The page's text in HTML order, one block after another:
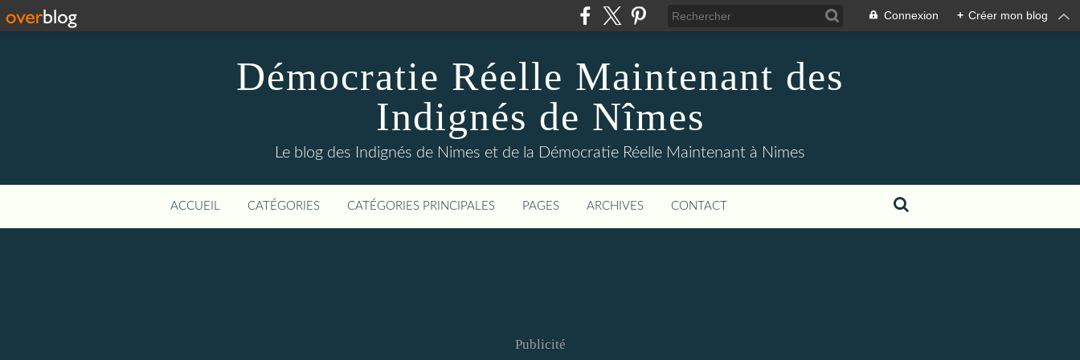
Connexion + Créer mon blog
Démocratie Réelle Maintenant des
Indignés de Nîmes
Le blog des Indignés de Nimes et de la Démocratie Réelle Maintenant à Nimes
ACCUEIL CATÉGORIES CATÉGORIES PRINCIPALES PAGES ARCHIVES CONTACT
Publicité